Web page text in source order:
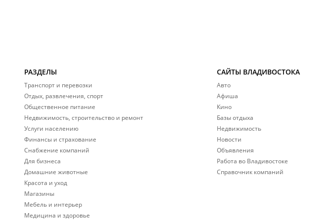
РАЗДЕЛЫ
Транспорт и перевозки
Отдых, развлечения, спорт
Общественное питание
Недвижимость, строительство и ремонт
Услуги населению
Финансы и страхование
Снабжение компаний
Для бизнеса
Домашние животные
Красота и уход
Магазины
Мебель и интерьер
Медицина и здоровье
САЙТЫ ВЛАДИВОСТОКА
Авто
Афиша
Кино
Базы отдыха
Недвижимость
Новости
Объявления
Работа во Владивостоке
Справочник компаний